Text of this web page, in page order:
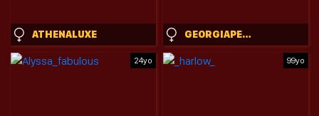
ATHENALUXE GEORGIAPEACHGIRL
24yo 99yo